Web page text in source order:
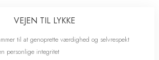
VEJEN TIL LYKKE
til at genoprette værdighed og selvrespekt
personlige integritet